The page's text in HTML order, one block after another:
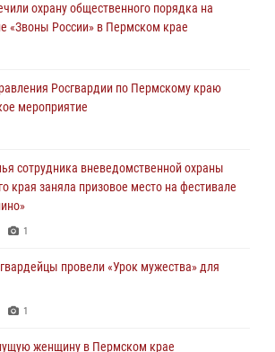
охрану общественного порядка на
«Звоны России» в Пермском крае
Росгвардии по Пермскому краю
мероприятие
сотрудника вневедомственной охраны
края заняла призовое место на фестивале
1
провели «Урок мужества» для
1
женщину в Пермском крае